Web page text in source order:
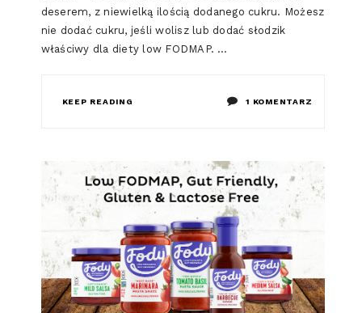
deserem, z niewielką ilością dodanego cukru. Możesz
nie dodać cukru, jeśli wolisz lub dodać słodzik
właściwy dla diety low FODMAP. …
KEEP READING 1 KOMENTARZ
MAKARON